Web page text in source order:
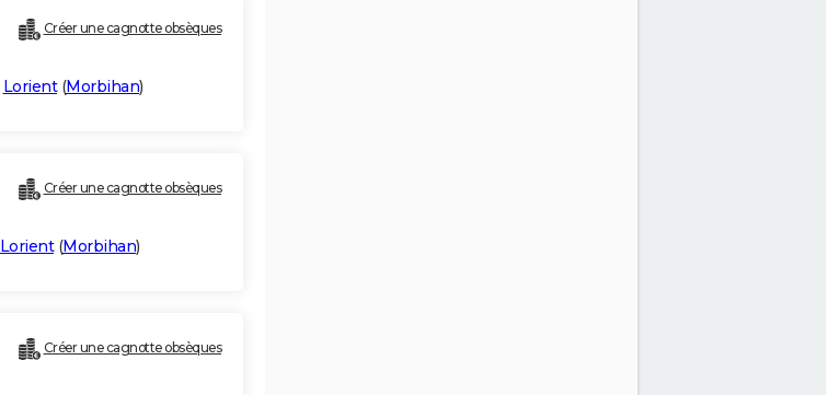
Créer une cagnotte obsèques
Lorient(Morbihan)
Créer une cagnotte obsèques
Lorient(Morbihan)
Créer une cagnotte obsèques